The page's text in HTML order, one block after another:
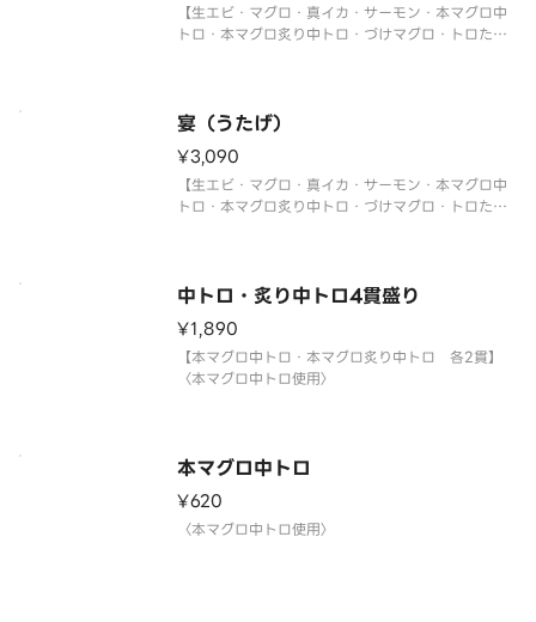
【生エビ・マグロ・真イカ・サーモン・本マグロ中
トロ・本マグロ炙り中トロ・づけマグロ・トロたく
宴（うたげ）
¥3,090
【生エビ・マグロ・真イカ・サーモン・本マグロ中
トロ・本マグロ炙り中トロ・づけマグロ・トロたく
中トロ・炙り中トロ4貫盛り
¥1,890
【本マグロ中トロ・本マグロ炙り中トロ 各2貫】
〈本マグロ中トロ使用〉
本マグロ中トロ
¥620
〈本マグロ中トロ使用〉